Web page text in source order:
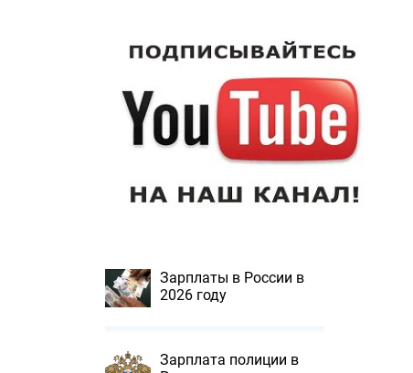
Зарплаты в России в
2026 году
Зарплата полиции в